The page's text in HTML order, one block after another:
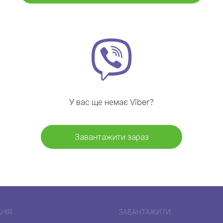
У вас ще немає Viber?
Завантажити зараз
ЗАВАНТАЖИТИ